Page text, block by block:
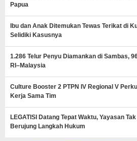
Papua
Ibu dan Anak Ditemukan Tewas Terikat di
Selidiki Kasusnya
1.286 Telur Penyu Diamankan di Sambas,
RI–Malaysia
Culture Booster 2 PTPN IV Regional V
Kerja Sama Tim
LEGATISI Datang Tepat Waktu, Yayasan
Berujung Langkah Hukum